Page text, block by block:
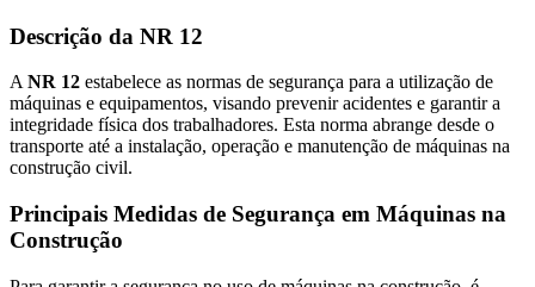
Descrição da NR 12
A NR 12 estabelece as normas de segurança para a utilização de
máquinas e equipamentos, visando prevenir acidentes e garantir a
integridade física dos trabalhadores. Esta norma abrange desde o
transporte até a instalação, operação e manutenção de máquinas na
construção civil.
Principais Medidas de Segurança em Máquinas na
Construção